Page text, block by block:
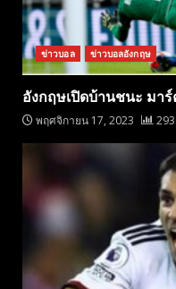
ข่าวบอล ข่าวบอลอังกฤษ
อังกฤษเปิดบ้านชนะ มา
พฤศจิกายน 17, 2023